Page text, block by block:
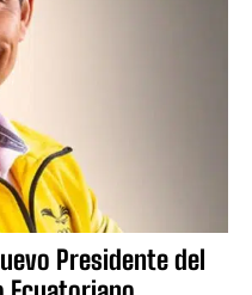
Presidente del